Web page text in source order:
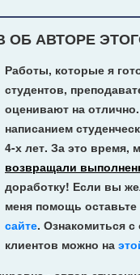
ОБ АВТОРЕ
Работы, которые я
студентов,
оценивают на
написанием
4-х лет. За это время,
возвращали
доработку! Если вы
меня помощь оставьте
сайте. Ознакомиться
клиентов можно на